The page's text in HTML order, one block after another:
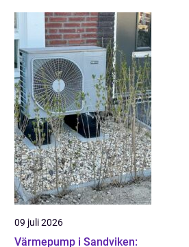
09 juli 2026
Värmepump i Sandviken: